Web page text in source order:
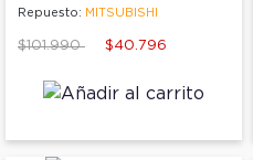
Repuesto: MITSUBISHI
Price reduced from
$101.990to $40.796